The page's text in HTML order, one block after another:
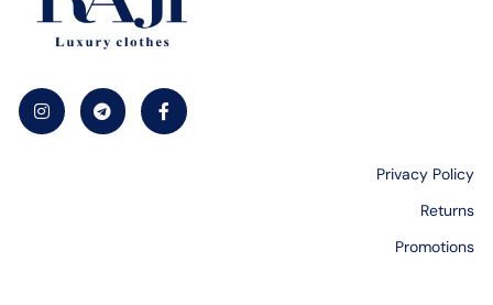
Privacy Policy
Returns
Promotions